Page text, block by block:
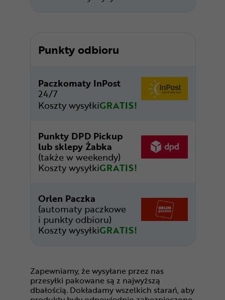
Punkty odbioru
Paczkomaty InPost
24/7
Koszty wysyłkiGRATIS!
Punkty DPD Pickup
lub sklepy Żabka
(także w weekendy)
Koszty wysyłkiGRATIS!
Orlen Paczka
(automaty paczkowe
i punkty odbioru)
Koszty wysyłkiGRATIS!
Zapewniamy, że wysyłane przez nas
przesyłki pakowane są z najwyższą
dbałością. Dokładamy wszelkich starań, aby